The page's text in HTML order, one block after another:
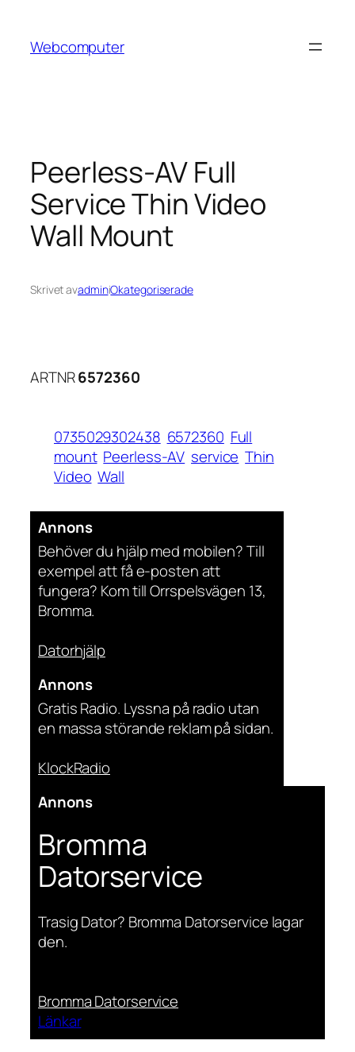
innehåll
Webcomputer
Peerless-AV Full
Service Thin Video
Wall Mount
Skrivet avadminiOkategoriserade
ARTNR6572360
0735029302438 6572360 Full
mount Peerless-AV service Thin
Video Wall
Annons
Behöver du hjälp med mobilen? Till
exempel att få e-posten att
fungera? Kom till Orrspelsvägen 13,
Bromma.
Datorhjälp
Annons
Gratis Radio. Lyssna på radio utan
en massa störande reklam på sidan.
KlockRadio
Annons
Bromma
Datorservice
Trasig Dator? Bromma Datorservice lagar
den.
Bromma Datorservice
Länkar